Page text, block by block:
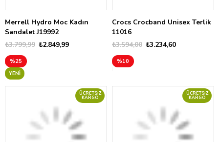
Merrell Hydro Moc Kadın
Sandalet J19992
₺2.849,99
₺3.799,99
%25
YENI
Crocs Crocband Unisex Terlik
11016
₺3.234,60
₺3.594,00
%10
ÜCRETSIZ
KARGO
ÜCRETSIZ
KARGO